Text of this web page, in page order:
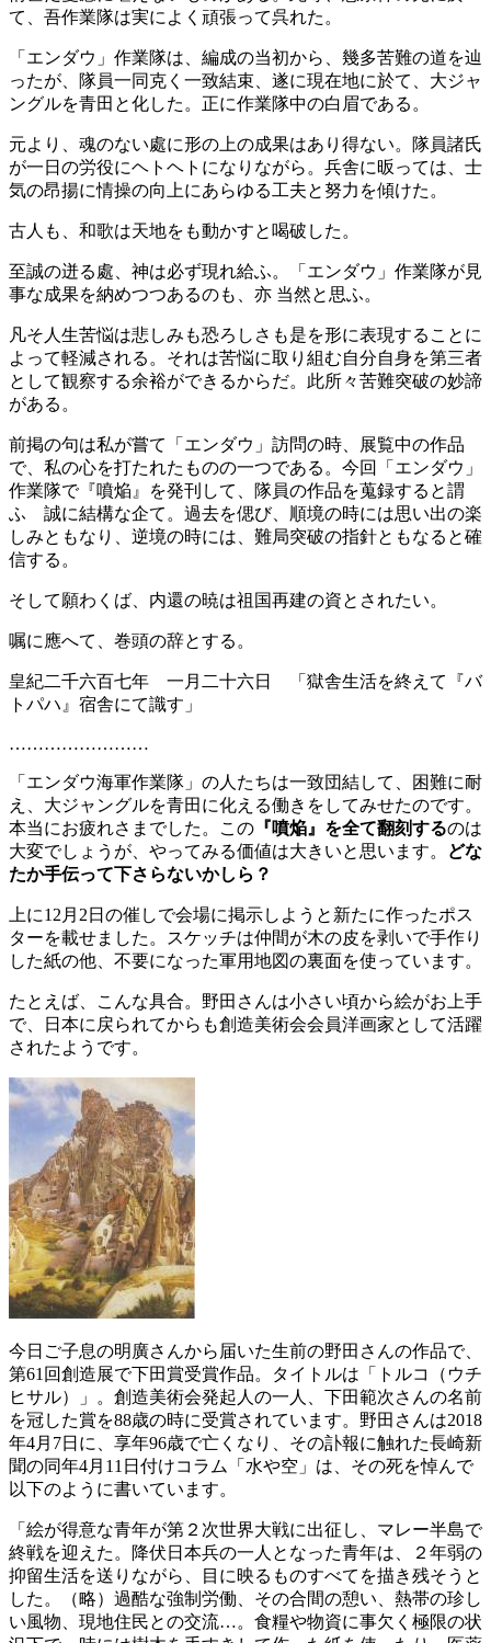
て、吾作業隊は実によく頑張って呉れた。
「エンダウ」作業隊は、編成の当初から、幾多苦難の道を辿
ったが、隊員一同克く一致結束、遂に現在地に於て、大ジャ
ングルを青田と化した。正に作業隊中の白眉である。
元より、魂のない處に形の上の成果はあり得ない。隊員諸氏
が一日の労役にヘトヘトになりながら。兵舎に昄っては、士
気の昂揚に情操の向上にあらゆる工夫と努力を傾けた。
古人も、和歌は天地をも動かすと喝破した。
至誠の迸る處、神は必ず現れ給ふ。「エンダウ」作業隊が見
事な成果を納めつつあるのも、亦 当然と思ふ。
凡そ人生苦悩は悲しみも恐ろしさも是を形に表現することに
よって軽減される。それは苦悩に取り組む自分自身を第三者
として観察する余裕ができるからだ。此所々苦難突破の妙諦
がある。
前掲の句は私が嘗て「エンダウ」訪問の時、展覧中の作品
で、私の心を打たれたものの一つである。今回「エンダウ」
作業隊で『噴焔』を発刊して、隊員の作品を蒐録すると謂
ふ 誠に結構な企て。過去を偲び、順境の時には思い出の楽
しみともなり、逆境の時には、難局突破の指針ともなると確
信する。
そして願わくば、内還の暁は祖国再建の資とされたい。
嘱に應へて、巻頭の辞とする。
皇紀二千六百七年 一月二十六日 「獄舎生活を終えて『バ
トパハ』宿舎にて識す」
……………………
「エンダウ海軍作業隊」の人たちは一致団結して、困難に耐
え、大ジャングルを青田に化える働きをしてみせたのです。
本当にお疲れさまでした。この 『噴焔』を全て翻刻するのは
大変でしょうが、やってみる価値は大きいと思います。
どな
たか手伝って下さらないかしら？
上に12月2日の催しで会場に掲示しようと新たに作ったポス
ターを載せました。スケッチは仲間が木の皮を剥いで手作り
した紙の他、不要になった軍用地図の裏面を使っています。
たとえば、こんな具合。野田さんは小さい頃から絵がお上手
で、日本に戻られてからも創造美術会会員洋画家として活躍
されたようです。
今日ご子息の明廣さんから届いた生前の野田さんの作品で、
第61回創造展で下田賞受賞作品。タイトルは「トルコ（ウチ
ヒサル）」。創造美術会発起人の一人、下田範次さんの名前
を冠した賞を88歳の時に受賞されています。野田さんは2018
年4月7日に、享年96歳で亡くなり、その訃報に触れた長崎新
聞の同年4月11日付けコラム「水や空」は、その死を悼んで
以下のように書いています。
「絵が得意な青年が第２次世界大戦に出征し、マレー半島で
終戦を迎えた。降伏日本兵の一人となった青年は、２年弱の
抑留生活を送りながら、目に映るものすべてを描き残そうと
した。（略）過酷な強制労働、その合間の憩い、熱帯の珍し
い風物、現地住民との交流…。食糧や物資に事欠く極限の状